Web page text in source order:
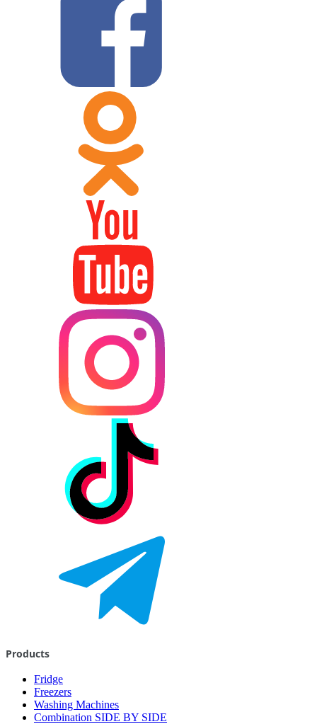
Products
Fridge
Freezers
Washing Machines
Combination SIDE BY SIDE